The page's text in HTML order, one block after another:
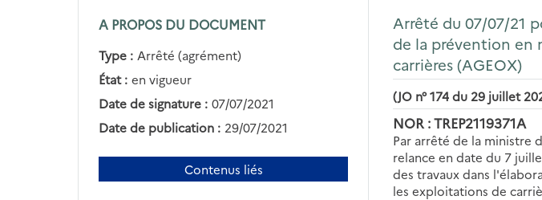
A PROPOS DU DOCUMENT
Type : Arrêté (agrément)
État : en vigueur
Date de signature : 07/07/2021
Date de publication : 29/07/2021
Contenus liés
Arrêté du 07/07/21
de la prévention en
carrières (AGEOX)
(JO n° 174 du 29 juillet
NOR : TREP2119371A
Par arrêté de la ministre
relance en date du 7
des travaux dans
les exploitations de